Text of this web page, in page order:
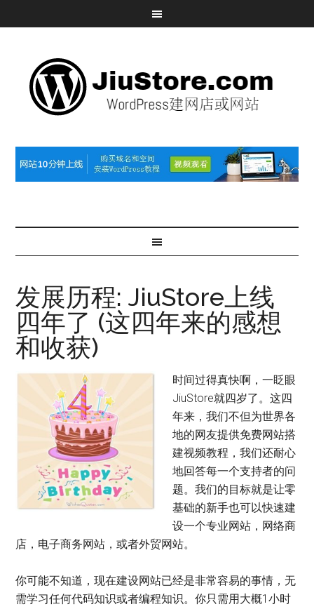
发展历程: JiuStore上线
四年了 (这四年来的感想
和收获)
时间过得真快啊，一眨眼
JiuStore就四岁了。这四
年来，我们不但为世界各
地的网友提供免费网站搭
建视频教程，我们还耐心
地回答每一个支持者的问
题。我们的目标就是让零
基础的新手也可以快速建
设一个专业网站，网络商
店，电子商务网站，或者外贸网站。
你可能不知道，现在建设网站已经是非常容易的事情，无
需学习任何代码知识或者编程知识。你只需用大概1小时